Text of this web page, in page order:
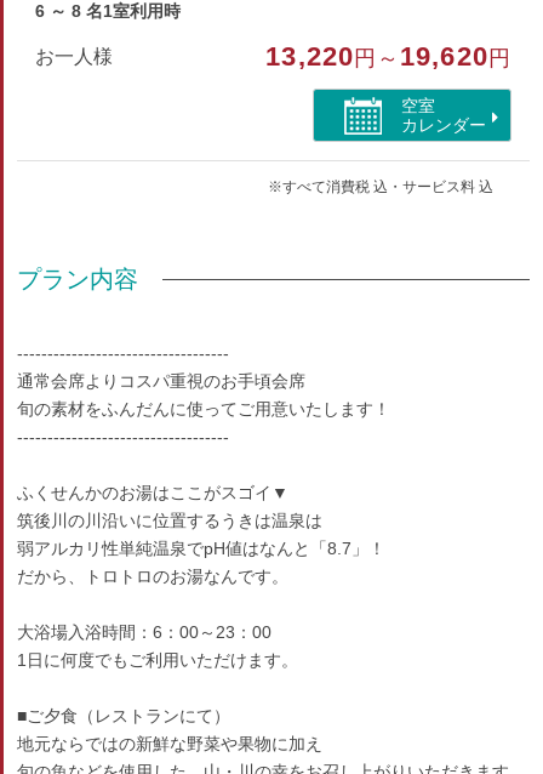
6 ～ 8 名1室利用時
お一人様 13,220 円～ 19,620 円
空室
カレンダー
※すべて消費税 込・サービス料 込
プラン内容
-----------------------------------
通常会席よりコスパ重視のお手頃会席
旬の素材をふんだんに使ってご用意いたします！
-----------------------------------
ふくせんかのお湯はここがスゴイ▼
筑後川の川沿いに位置するうきは温泉は
弱アルカリ性単純温泉でpH値はなんと「8.7」！
だから、トロトロのお湯なんです。
大浴場入浴時間：6：00～23：00
1日に何度でもご利用いただけます。
■ご夕食（レストランにて）
地元ならではの新鮮な野菜や果物に加え